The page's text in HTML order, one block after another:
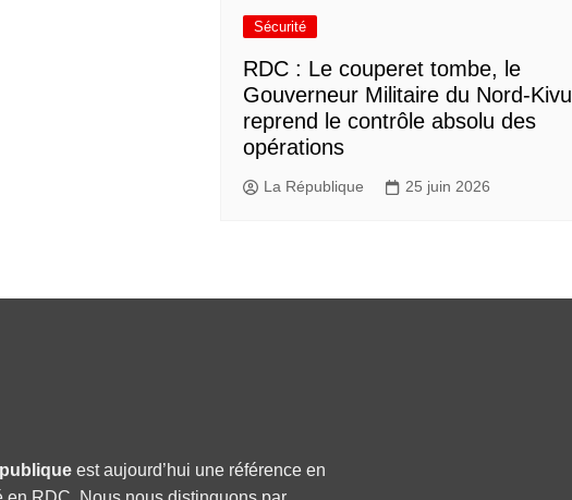
Sécurité
RDC : Le couperet tombe, le
Gouverneur Militaire du Nord-Kivu
reprend le contrôle absolu des
opérations
La République 25 juin 2026
est aujourd’hui une référence en